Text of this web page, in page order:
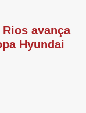
avança
Hyundai